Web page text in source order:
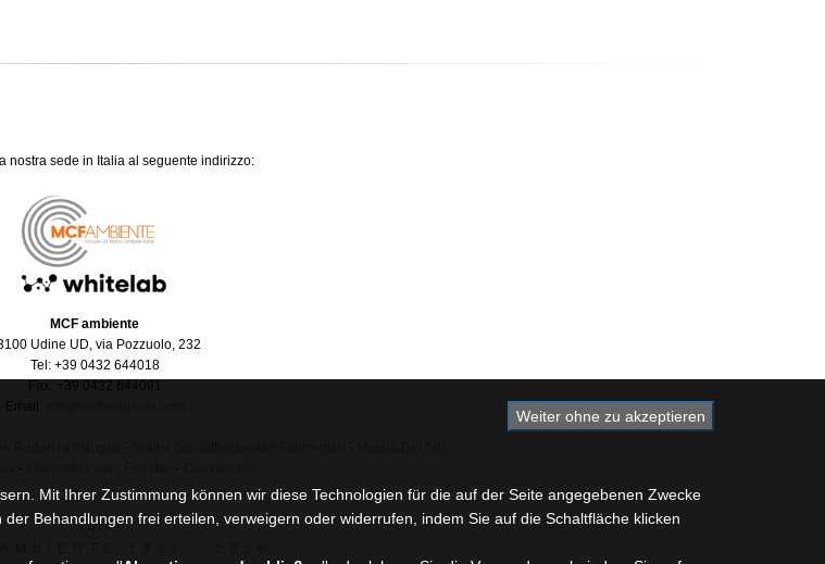
nostra sede in Italia al seguente indirizzo:
MCF ambiente
Udine UD, via Pozzuolo, 232
Tel: +39 0432 644018
Fax: +39 0432 644091
Email:
- -
- -
Weiter ohne zu akzeptieren
Mit Ihrer Zustimmung können wir diese Technologien für die auf der Seite angegebenen Zwecke
Behandlungen frei erteilen, verweigern oder widerrufen, indem Sie auf die Schaltfläche klicken